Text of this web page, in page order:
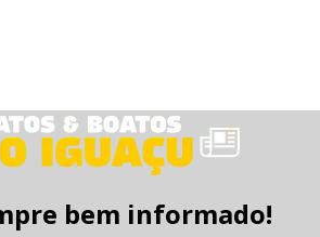
bem informado!